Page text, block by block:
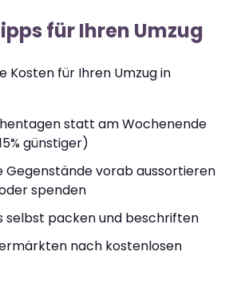
für Ihren Umzug
Kosten für Ihren Umzug in
statt am Wochenende
günstiger)
Gegenstände vorab aussortieren
spenden
selbst packen und beschriften
nach kostenlosen